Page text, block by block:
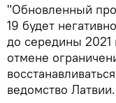
"Обновленный
19 будет
до середины 2021
отмене
ведомство Латвии.